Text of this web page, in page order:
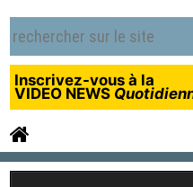
Inscrivez-vous à la
VIDEO NEWS